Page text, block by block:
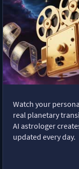
Watch your
real planetary
AI astrologer
updated every day.